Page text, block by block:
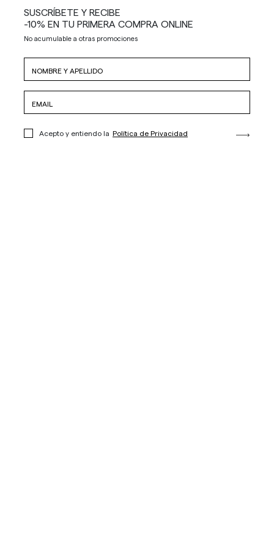
SUSCRÍBETE Y RECIBE
-10% EN TU PRIMERA COMPRA ONLINE
No acumulable a otras promociones
Acepto y entiendo la Política de Privacidad